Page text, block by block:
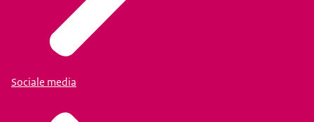
Sociale media